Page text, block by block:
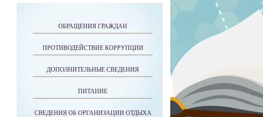
ОБРАЩЕНИЯ ГРАЖДАН
ПРОТИВОДЕЙСТВИЕ КОРРУПЦИИ
ДОПОЛНИТЕЛЬНЫЕ СВЕДЕНИЯ
ПИТАНИЕ
СВЕДЕНИЯ ОБ ОРГАНИЗАЦИИ ОТДЫХА